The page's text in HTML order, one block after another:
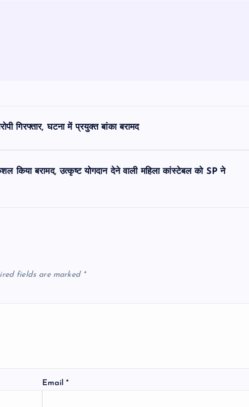
गिरफ्तार, घटना में प्रयुक्त बांका बरामद
बरामद, उत्कृष्ट योगदान देने वाली महिला कांस्टेबल को SP ने
fields are marked *
Email*